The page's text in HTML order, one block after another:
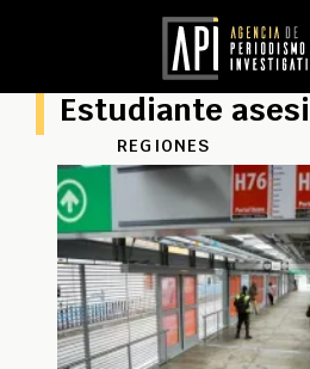
Estudiante
REGIONES